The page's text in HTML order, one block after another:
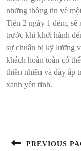
những thông tin về
Tiên 2 ngày 1 đêm,
trước khi khởi hành
sự chuẩn bị kỹ lưỡng
khách hoàn toàn có
thiên nhiên và đầy ắp
xanh yên tĩnh.
bài
PREVIOUS